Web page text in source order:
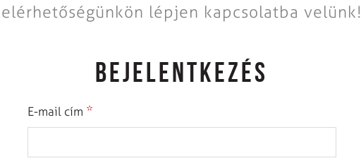
elérhetőségünkön lépjen kapcsolatba velünk!
BEJELENTKEZÉS
E-mail cím *